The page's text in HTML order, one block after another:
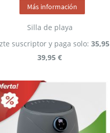
Silla de playa
39,95 €
suscriptor y paga solo: 35,95
Más información